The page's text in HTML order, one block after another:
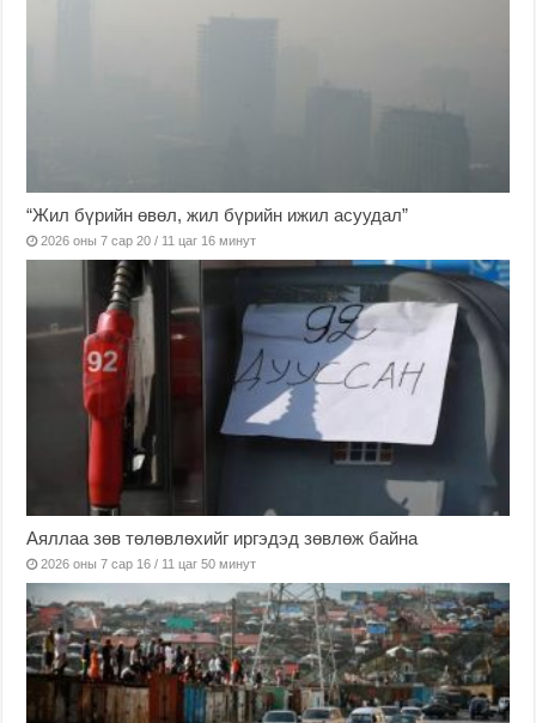
“Жил бүрийн өвөл, жил бүрийн ижил асуудал”
2026 оны 7 сар 20 / 11 цаг 16 минут
Аяллаа зөв төлөвлөхийг иргэдэд зөвлөж байна
2026 оны 7 сар 16 / 11 цаг 50 минут